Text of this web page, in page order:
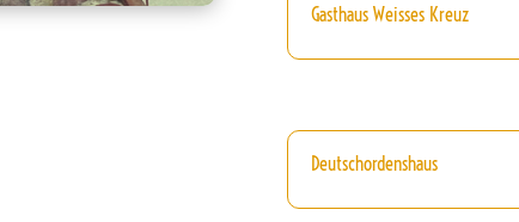
Gasthaus Weisses Kreuz
Deutschordenshaus